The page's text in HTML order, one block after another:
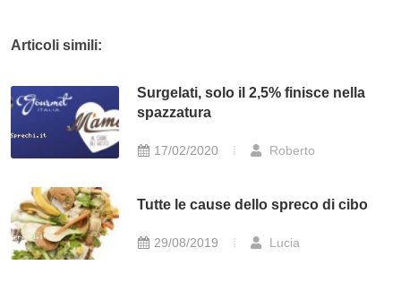
Articoli simili:
Surgelati, solo il 2,5% finisce nella
spazzatura
17/02/2020 Roberto
Tutte le cause dello spreco di cibo
29/08/2019 Lucia